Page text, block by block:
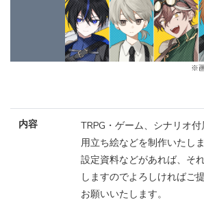
※
内容
TRPG・ゲーム、シナリオ
用立ち絵などを制作いたしま
設定資料などがあれば、そ
しますのでよろしければご
お願いいたします。